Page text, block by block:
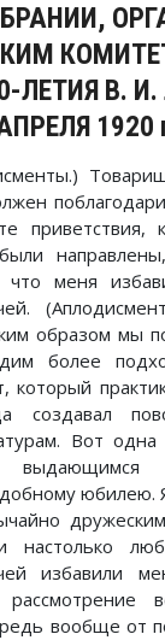
ЛЕТИЯ В.
1920
приветствия,
меня
образом мы
более
который
создавал
Вот одна
юбилею.
настолько
избавили
вообще от